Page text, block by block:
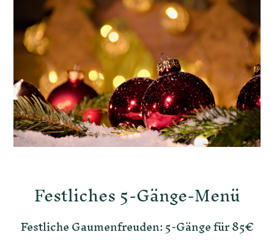
Festliches 5-Gänge-Menü
Festliche Gaumenfreuden: 5-Gänge für 85€